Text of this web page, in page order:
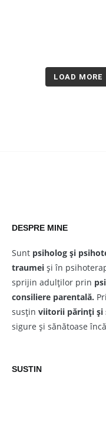
LOAD MORE
DESPRE MINE
Sunt psiholog și
traumei și în
sprijin adulților prin
consiliere parentală.
susțin viitorii părinți și
sigure și sănătoase
SUSTIN